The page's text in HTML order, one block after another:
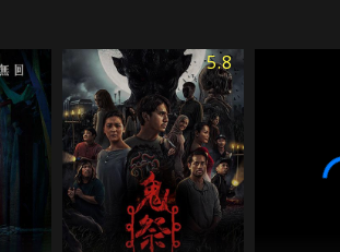
5.8